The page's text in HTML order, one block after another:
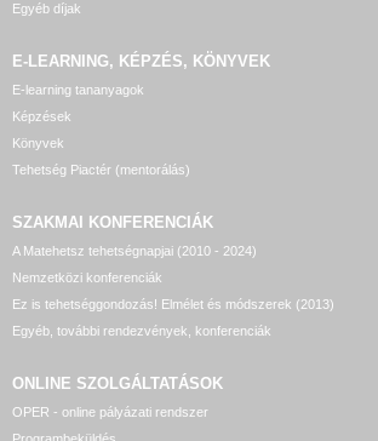
Egyéb díjak
E-LEARNING, KÉPZÉS, KÖNYVEK
E-learning tananyagok
Képzések
Könyvek
Tehetség Piactér (mentorálás)
SZAKMAI KONFERENCIÁK
A Matehetsz tehetségnapjai (2010 - 2024)
Nemzetközi konferenciák
Ez is tehetséggondozás! Elmélet és módszerek (2013)
Egyéb, további rendezvények, konferenciák
ONLINE SZOLGÁLTATÁSOK
OPER - online pályázati rendszer